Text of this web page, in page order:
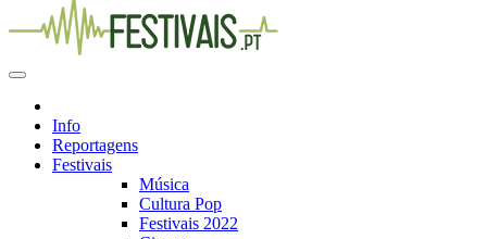
Info
Reportagens
Festivais
Música
Cultura Pop
Festivais 2022